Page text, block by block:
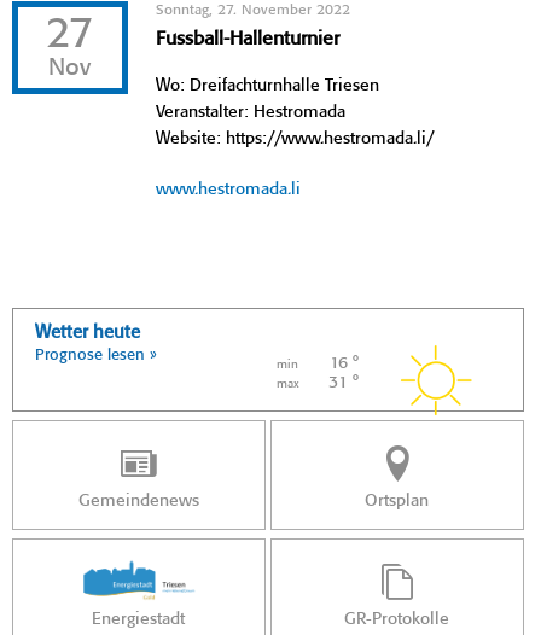
27
Nov
Sonntag, 27. November 2022
Fussball-Hallenturnier
Wo: Dreifachturnhalle Triesen
Veranstalter: Hestromada
Website: https://www.hestromada.li/
www.hestromada.li
Wetter heute
Prognose lesen »
min 16 °
max 31 °
Gemeindenews Ortsplan
Energiestadt GR-Protokolle